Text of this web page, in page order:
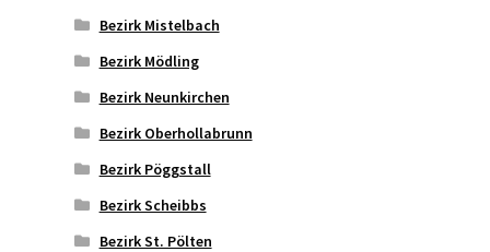
Bezirk Mistelbach
Bezirk Mödling
Bezirk Neunkirchen
Bezirk Oberhollabrunn
Bezirk Pöggstall
Bezirk Scheibbs
Bezirk St. Pölten